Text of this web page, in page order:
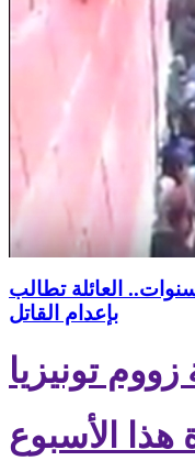
: خلال جنازة طفل الـ4 سنوات.. العائلة تطالب
بإعدام القاتل
زووم تونيزيا
هذا الأسبوع